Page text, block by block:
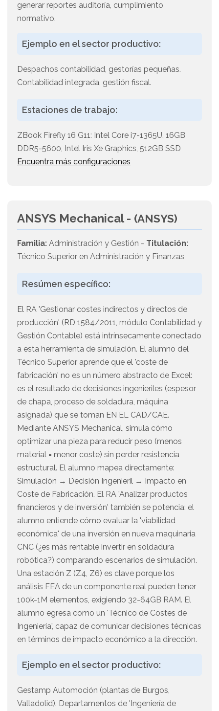
generar reportes auditoría, cumplimiento
normativo.
Ejemplo en el sector productivo:
Despachos contabilidad, gestorías pequeñas.
Contabilidad integrada, gestión fiscal.
Estaciones de trabajo:
ZBook Firefly 16 G11: Intel Core i7-1365U, 16GB
DDR5-5600, Intel Iris Xe Graphics, 512GB SSD
Encuentra más configuraciones
ANSYS Mechanical - (ANSYS)
Familia: Administración y Gestión - Titulación:
Técnico Superior en Administración y Finanzas
Resúmen específico:
El RA 'Gestionar costes indirectos y directos de
producción' (RD 1584/2011, módulo Contabilidad y
Gestión Contable) está intrínsecamente conectado
a esta herramienta de simulación. El alumno del
Técnico Superior aprende que el 'coste de
fabricación' no es un número abstracto de Excel:
es el resultado de decisiones ingenieriles (espesor
de chapa, proceso de soldadura, máquina
asignada) que se toman EN EL CAD/CAE.
Mediante ANSYS Mechanical, simula cómo
optimizar una pieza para reducir peso (menos
material = menor coste) sin perder resistencia
estructural. El alumno mapea directamente:
Simulación → Decisión Ingenieril → Impacto en
Coste de Fabricación. El RA 'Analizar productos
financieros y de inversión' también se potencia: el
alumno entiende cómo evaluar la 'viabilidad
económica' de una inversión en nueva maquinaria
CNC (¿es más rentable invertir en soldadura
robótica?) comparando escenarios de simulación.
Una estación Z (Z4, Z6) es clave porque los
análisis FEA de un componente real pueden tener
100k-1M elementos, exigiendo 32-64GB RAM. El
alumno egresa como un 'Técnico de Costes de
Ingeniería', capaz de comunicar decisiones técnicas
en términos de impacto económico a la dirección.
Ejemplo en el sector productivo:
Gestamp Automoción (plantas de Burgos,
Valladolid). Departamentos de 'Ingeniería de